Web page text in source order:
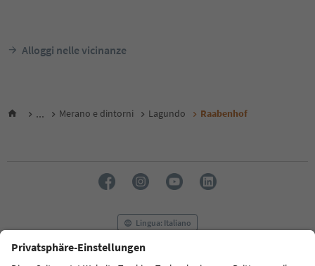
Alloggi nelle vicinanze
... Merano e dintorni Lagundo Raabenhof
Lingua: Italiano